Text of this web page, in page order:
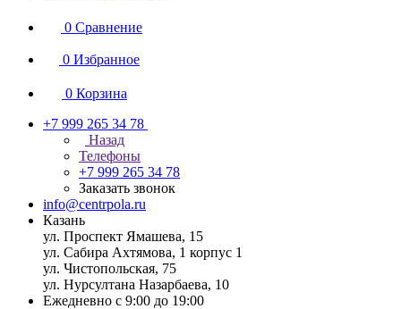
0 Сравнение
0 Избранное
0 Корзина
+7 999 265 34 78
Назад
Телефоны
+7 999 265 34 78
Заказать звонок
info@centrpola.ru
Казань
ул. Проспект Ямашева, 15
ул. Сабира Ахтямова, 1 корпус 1
ул. Чистопольская, 75
ул. Нурсултана Назарбаева, 10
Ежедневно с 9:00 до 19:00